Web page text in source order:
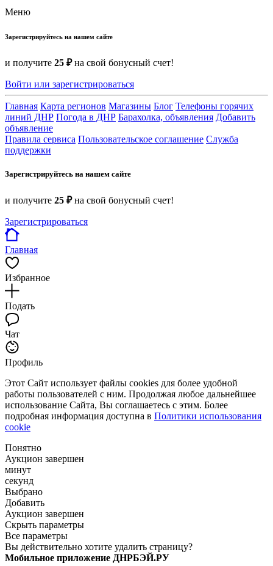
Меню
Зарегистрируйтесь на нашем сайте
и получите 25 ₽на свой бонусный счет!
Войти или зарегистрироваться
Главная Карта регионов Магазины Блог Телефоны горячих
линий ДНР Погода в ДНР Барахолка, объявления Добавить
объявление
Правила сервиса Пользовательское соглашение Служба
поддержки
Зарегистрируйтесь на нашем сайте
и получите 25 ₽на свой бонусный счет!
Зарегистрироваться
Главная
Избранное
Подать
Чат
Профиль
Этот Сайт использует файлы cookies для более удобной
работы пользователей с ним. Продолжая любое дальнейшее
использование Сайта, Вы соглашаетесь с этим. Более
подробная информация доступна в Политики использования
cookie
Понятно
Аукцион завершен
минут
секунд
Выбрано
Добавить
Аукцион завершен
Скрыть параметры
Все параметры
Вы действительно хотите удалить страницу?
Мобильное приложение ДНРБЭЙ.РУ